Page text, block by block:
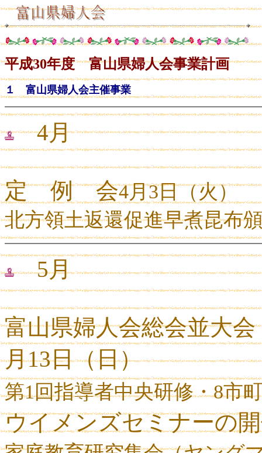
平成30年度 富山県婦人会事業計画
１ 富山県婦人会主催事業
4月
定 例 会4月3日（火）
北方領土返還促進早煮昆布
5月
富山県婦人会総会並大
月13日（日）
第1回指導者中央研修・8市
ウイメンズセミナーの